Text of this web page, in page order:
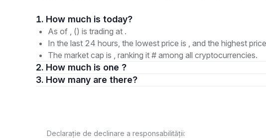
1. How much is today?
As of , () is trading at .
In the last 24 hours, the lowest price is , and the highest
The market cap is , ranking it # among all cryptocurrencies.
2. How much is one ?
3. How many are there?
Declarație de declinare a responsabilității: